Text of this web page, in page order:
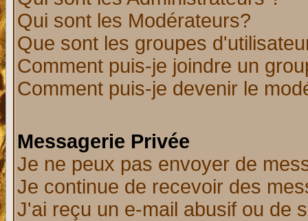
Qui sont les Modérateurs?
Que sont les groupes
Comment puis-je joindre un
Comment puis-je devenir le
Messagerie Privée
Je ne peux pas envoyer de
Je continue de recevoir des
J'ai reçu un e-mail abusif ou de